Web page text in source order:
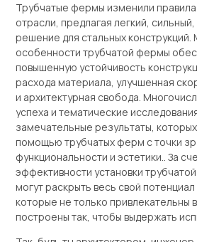
Трубчатые фермы изменили правила
отрасли, предлагая легкий,
решение для стальных конструкций.
особенности трубчатой ​​фермы
повышенную устойчивость
расхода материала, улучшенная
и архитектурная свобода.
успеха и тематические
замечательные результаты,
помощью трубчатых ферм с точки
функциональности и эстетики.. За
эффективности установки
могут раскрыть весь свой
которые не только привлекательны
построены так, чтобы выдержать